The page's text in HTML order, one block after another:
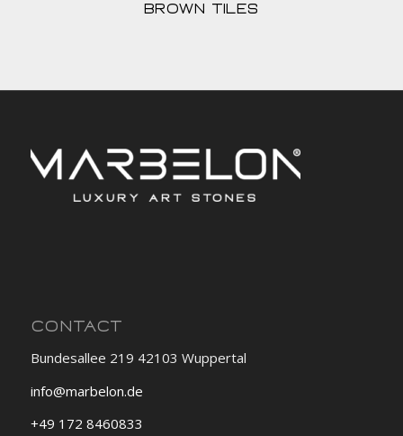
Brown Tiles
CONTACT
Bundesallee 219 42103 Wuppertal
info@marbelon.de
+49 172 8460833